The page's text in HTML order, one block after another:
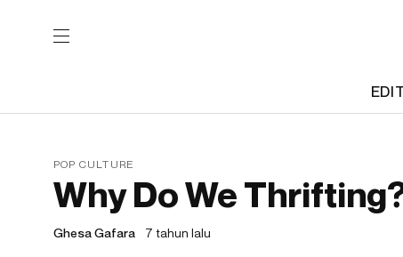
POP CULTURE
Why Do We
Ghesa Gafara 7 tahun lalu